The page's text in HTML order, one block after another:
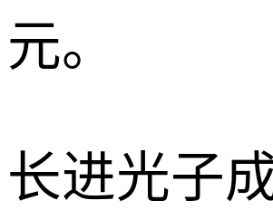
元。
长进光子